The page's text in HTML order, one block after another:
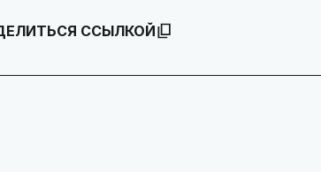
ССЫЛКОЙ